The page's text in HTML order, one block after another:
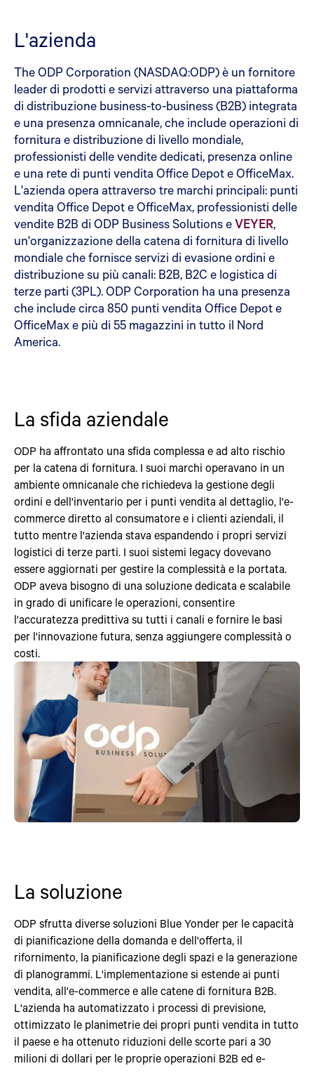
L'azienda
The ODP Corporation (NASDAQ:ODP) è un fornitore
leader di prodotti e servizi attraverso una piattaforma
di distribuzione business-to-business (B2B) integrata
e una presenza omnicanale, che include operazioni di
fornitura e distribuzione di livello mondiale,
professionisti delle vendite dedicati, presenza online
e una rete di punti vendita Office Depot e OfficeMax.
L'azienda opera attraverso tre marchi principali: punti
vendita Office Depot e OfficeMax, professionisti delle
vendite B2B di ODP Business Solutions eVEYER,
un'organizzazione della catena di fornitura di livello
mondiale che fornisce servizi di evasione ordini e
distribuzione su più canali: B2B, B2C e logistica di
terze parti (3PL). ODP Corporation ha una presenza
che include circa 850 punti vendita Office Depot e
OfficeMax e più di 55 magazzini in tutto il Nord
America.
La sfida aziendale
ODP ha affrontato una sfida complessa e ad alto rischio
per la catena di fornitura. I suoi marchi operavano in un
ambiente omnicanale che richiedeva la gestione degli
ordini e dell'inventario per i punti vendita al dettaglio, l'e-
commerce diretto al consumatore e i clienti aziendali, il
tutto mentre l'azienda stava espandendo i propri servizi
logistici di terze parti. I suoi sistemi legacy dovevano
essere aggiornati per gestire la complessità e la portata.
ODP aveva bisogno di una soluzione dedicata e scalabile
in grado di unificare le operazioni, consentire
l'accuratezza predittiva su tutti i canali e fornire le basi
per l'innovazione futura, senza aggiungere complessità o
costi.
La soluzione
ODP sfrutta diverse soluzioni Blue Yonder per le capacità
di pianificazione della domanda e dell'offerta, il
rifornimento, la pianificazione degli spazi e la generazione
di planogrammi. L'implementazione si estende ai punti
vendita, all'e-commerce e alle catene di fornitura B2B.
L'azienda ha automatizzato i processi di previsione,
ottimizzato le planimetrie dei propri punti vendita in tutto
il paese e ha ottenuto riduzioni delle scorte pari a 30
milioni di dollari per le proprie operazioni B2B ed e-